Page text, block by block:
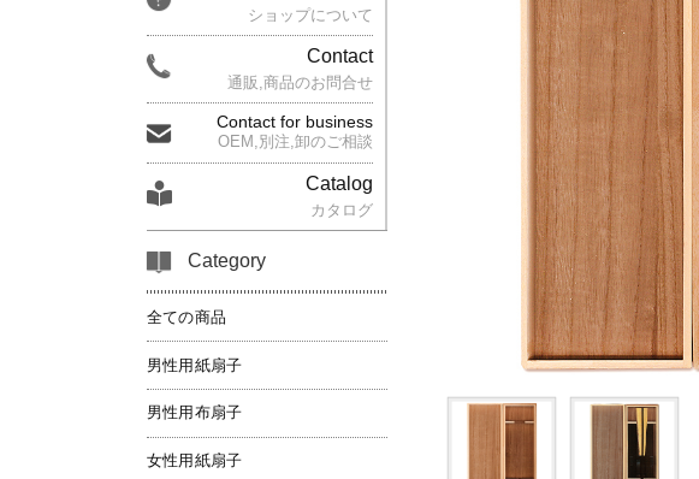
ショップについて
Contact
通販,商品のお問合せ
Contact for business
OEM,別注,卸のご相談
Catalog
カタログ
Category
全ての商品
男性用紙扇子
男性用布扇子
女性用紙扇子